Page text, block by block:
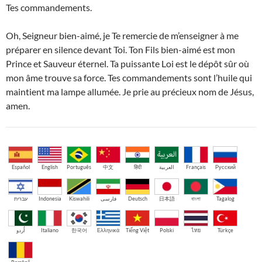
Tes commandements.
Oh, Seigneur bien-aimé, je Te remercie de m’enseigner à me
préparer en silence devant Toi. Ton Fils bien-aimé est mon
Prince et Sauveur éternel. Ta puissante Loi est le dépôt sûr où
mon âme trouve sa force. Tes commandements sont l’huile qui
maintient ma lampe allumée. Je prie au précieux nom de Jésus,
amen.
Español English Português 中文 हिंदी العربية Français Русский
עברית Indonesia Kiswahili فارسی Deutsch 日本語 বাংলা Tagalog
اُردو Italiano 한국어 Ελληνικά Tiếng Việt Polski ไทย Türkçe